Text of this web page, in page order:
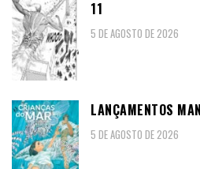
11
5 DE AGOSTO DE 2026
LANÇAMENTOS
5 DE AGOSTO DE 2026